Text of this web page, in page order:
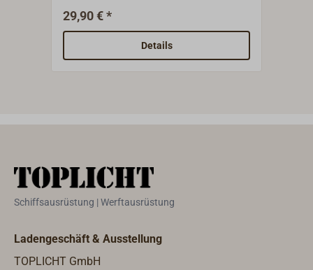
29,90 € *
Details
Schiffsausrüstung | Werftausrüstung
Ladengeschäft & Ausstellung
TOPLICHT GmbH